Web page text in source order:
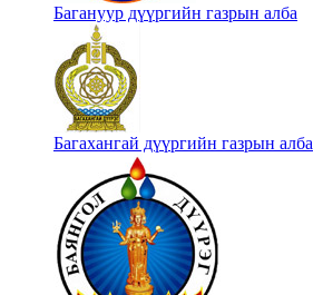
Багануур дүүргийн газрын алба
Багахангай дүүргийн газрын алба